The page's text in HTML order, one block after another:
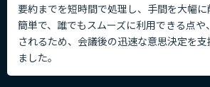
要約までを短時間で処理し、手間を大幅
簡単で、誰でもスムーズに利用できる点
されるため、会議後の迅速な意思決定を
ました。